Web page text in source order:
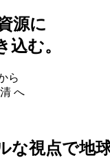
源に
込む。
ら
へ
な視点で地